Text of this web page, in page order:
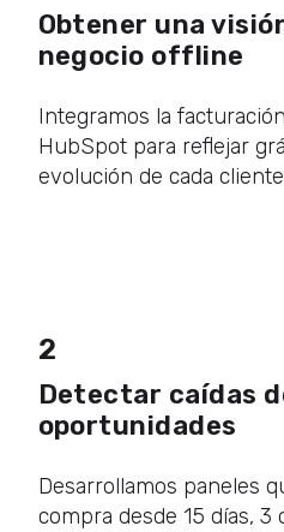
Obtener una
negocio offline
Integramos la
HubSpot para reflejar
evolución de cada
2
Detectar caídas
oportunidades
Desarrollamos paneles
compra desde 15 días, 3